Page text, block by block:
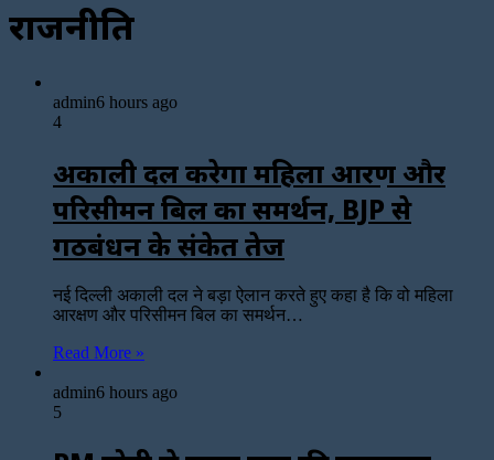
राजनीति
admin6 hours ago
4
अकाली दल करेगा महिला आरक्षण और
परिसीमन बिल का समर्थन, BJP से
गठबंधन के संकेत तेज
नई दिल्ली अकाली दल ने बड़ा ऐलान करते हुए कहा है कि वो महिला
आरक्षण और परिसीमन बिल का समर्थन…
Read More »
admin6 hours ago
5